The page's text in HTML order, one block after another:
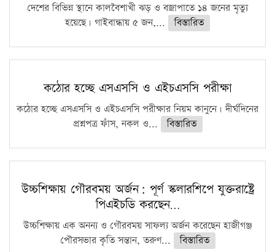
দেশের বিভিন্ন স্থানে কালবৈশাখী ঝড় ও বজ্রাপাতে ১৪ জনের মৃত্যু
হয়েছে। গাইবান্ধায় ৫ জন,...
বিস্তারিত
কঠোর হচ্ছে এসএসসি ও এইচএসসি পরীক্ষা
কঠোর হচ্ছে এসএসসি ও এইচএসসি পরীক্ষার নিয়ম কানুনে। দীর্ঘদিনের
প্রশ্নপত্র ফাঁস, নকল ও...
বিস্তারিত
উচ্চশিক্ষায় গৌরবময় অর্জন: পূর্ণ স্কলারশিপে যুক্তরাষ্ট্রে
পিএইচডি করছেন…
উচ্চশিক্ষায় এক অনন্য ও গৌরবময় সাফল্য অর্জন করেছেন হাজীগঞ্জ
পৌরসভার কৃতি সন্তান, তরুণ...
বিস্তারিত